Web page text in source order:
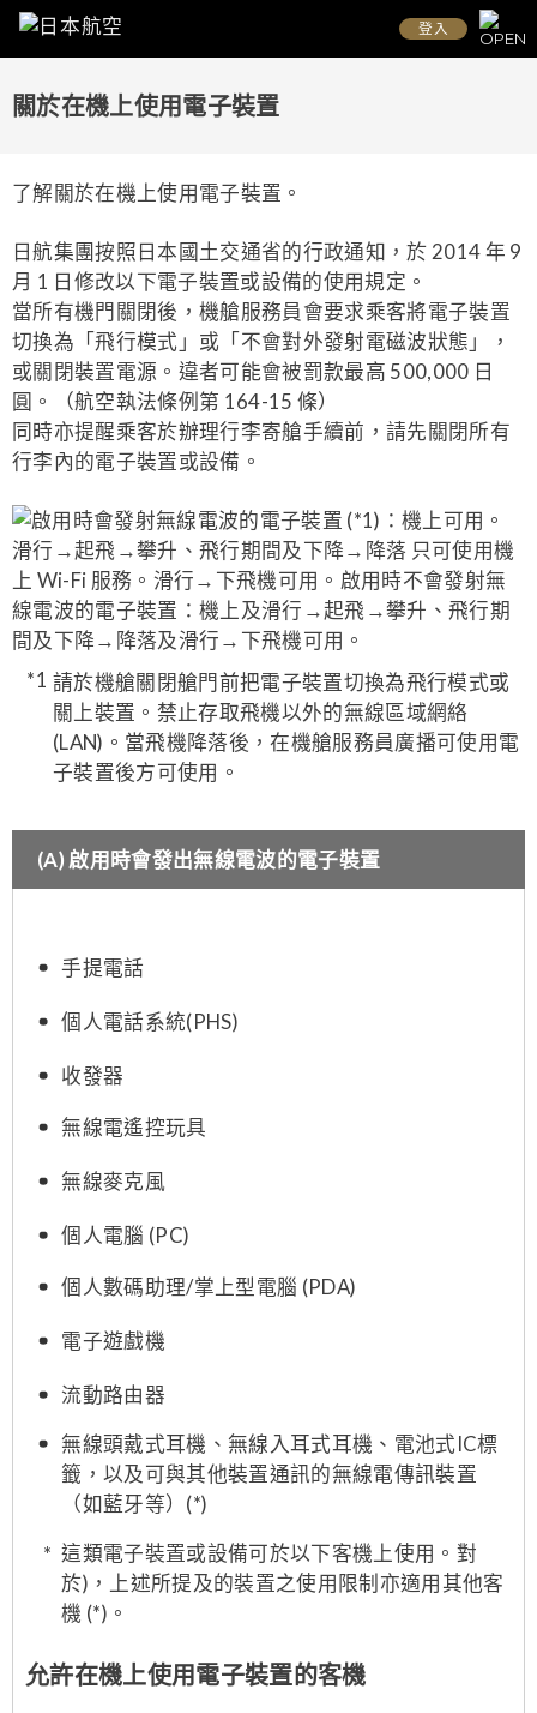
登入
關於在機上使用電子裝置
了解關於在機上使用電子裝置。
日航集團按照日本國土交通省的行政通知，於 2014 年 9
月 1 日修改以下電子裝置或設備的使用規定。
當所有機門關閉後，機艙服務員會要求乘客將電子裝置
切換為「飛行模式」或「不會對外發射電磁波狀態」，
或關閉裝置電源。違者可能會被罰款最高 500,000 日
圓。（航空執法條例第 164-15 條）
同時亦提醒乘客於辦理行李寄艙手續前，請先關閉所有
行李內的電子裝置或設備。
請於機艙關閉艙門前把電子裝置切換為飛行模式或
關上裝置。禁止存取飛機以外的無線區域網絡
(LAN)。當飛機降落後，在機艙服務員廣播可使用電
子裝置後方可使用。
(A) 啟用時會發出無線電波的電子裝置
手提電話
個人電話系統(PHS)
收發器
無線電遙控玩具
無線麥克風
個人電腦 (PC)
個人數碼助理/掌上型電腦 (PDA)
電子遊戲機
流動路由器
無線頭戴式耳機、無線入耳式耳機、電池式IC標
籤，以及可與其他裝置通訊的無線電傳訊裝置
（如藍牙等）(*)
這類電子裝置或設備可於以下客機上使用。對
於)，上述所提及的裝置之使用限制亦適用其他客
機 (*)。
允許在機上使用電子裝置的客機